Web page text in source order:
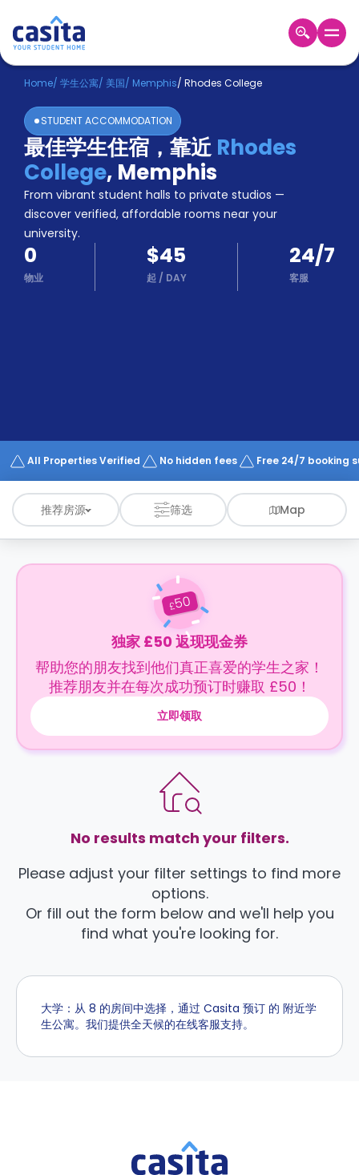
Home ZH USD
登
入
Booking
Accommodation
About
us
Blog
Refer
And
Earn
Become
Works
Home/ 学生公寓/ 美国/ Memphis/ Rhodes College
STUDENT ACCOMMODATION
最佳学生住宿，靠近Rhodes
College, Memphis
From vibrant student halls to private studios —
discover verified, affordable rooms near your
university.
0
物业
$45
起 / DAY
24/7
客服
All Properties Verified No hidden fees Free 24/7 booking
推荐房源 筛选 Map
£50
独家 £50 返现现金券
帮助您的朋友找到他们真正喜爱的学生之家！
推荐朋友并在每次成功预订时赚取 £50！
立即领取
No results match your filters.
Please adjust your filter settings to find more
options.
Or fill out the form below and we'll help you
find what you're looking for.
大学：从 8 的房间中选择，通过 Casita 预订 的 附近学
生公寓。我们提供全天候的在线客服支持。